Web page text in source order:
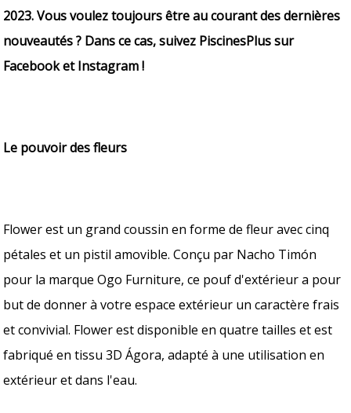
2023. Vous voulez toujours être au courant des dernières
nouveautés ? Dans ce cas, suivez PiscinesPlus sur
Facebook et Instagram !
Le pouvoir des fleurs
Flower est un grand coussin en forme de fleur avec cinq
pétales et un pistil amovible. Conçu par Nacho Timón
pour la marque Ogo Furniture, ce pouf d'extérieur a pour
but de donner à votre espace extérieur un caractère frais
et convivial. Flower est disponible en quatre tailles et est
fabriqué en tissu 3D Ágora, adapté à une utilisation en
extérieur et dans l'eau.